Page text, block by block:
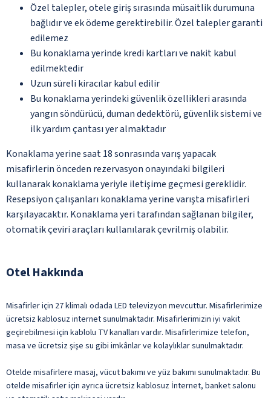
Özel talepler, otele giriş sırasında müsaitlik durumuna
bağlıdır ve ek ödeme gerektirebilir. Özel talepler garanti
edilemez
Bu konaklama yerinde kredi kartları ve nakit kabul
edilmektedir
Uzun süreli kiracılar kabul edilir
Bu konaklama yerindeki güvenlik özellikleri arasında
yangın söndürücü, duman dedektörü, güvenlik sistemi ve
ilk yardım çantası yer almaktadır
Konaklama yerine saat 18 sonrasında varış yapacak
misafirlerin önceden rezervasyon onayındaki bilgileri
kullanarak konaklama yeriyle iletişime geçmesi gereklidir.
Resepsiyon çalışanları konaklama yerine varışta misafirleri
karşılayacaktır. Konaklama yeri tarafından sağlanan bilgiler,
otomatik çeviri araçları kullanılarak çevrilmiş olabilir.
Otel Hakkında
Misafirler için 27 klimalı odada LED televizyon mevcuttur. Misafirlerimize
ücretsiz kablosuz internet sunulmaktadır. Misafirlerimizin iyi vakit
geçirebilmesi için kablolu TV kanalları vardır. Misafirlerimize telefon,
masa ve ücretsiz şişe su gibi imkânlar ve kolaylıklar sunulmaktadır.
Otelde misafirlere masaj, vücut bakımı ve yüz bakımı sunulmaktadır. Bu
otelde misafirler için ayrıca ücretsiz kablosuz İnternet, banket salonu